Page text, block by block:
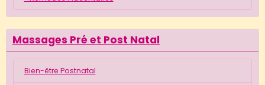
Massages Pré et Post Natal
Bien-être Postnatal